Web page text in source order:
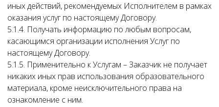
иных действий, рекомендуемых Исполнителем в рамках
оказания услуг по настоящему Договору.
5.1.4. Получать информацию по любым вопросам,
касающимся организации исполнения Услуг по
настоящему Договору.
5.1.5. Применительно к Услугам – Заказчик не получает
никаких иных прав использования образовательного
материала, кроме неисключительного права на
ознакомление с ним.